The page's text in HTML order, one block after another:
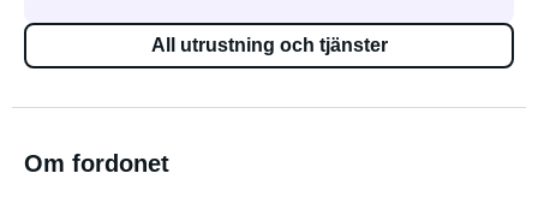
All utrustning och tjänster
Om fordonet